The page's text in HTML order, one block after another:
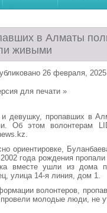
в Алматы
живыми
26 февраля, 2025
для печати »
и девушку, пропавших в
Об этом волонтерам
ориентировке,
года рождения
вместе ушли из дома
улица 14-я линия, дом 1.
волонтеров,
молодые люди, не